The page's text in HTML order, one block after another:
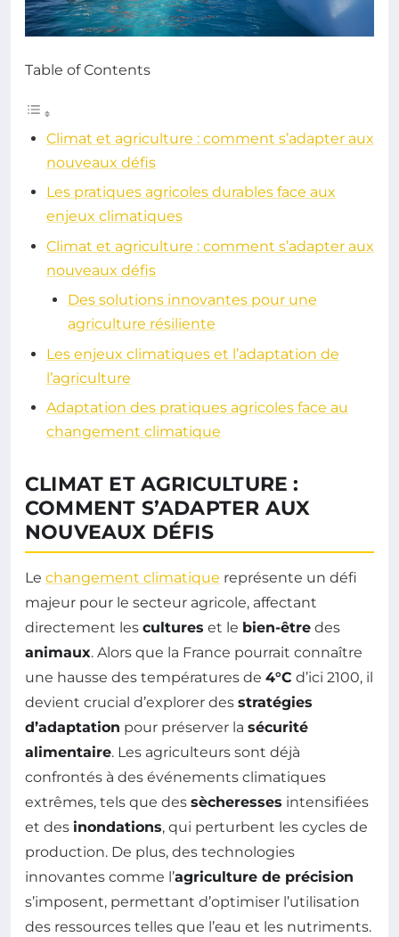
Table of Contents
Climat et agriculture : comment s’adapter aux
nouveaux défis
Les pratiques agricoles durables face aux
enjeux climatiques
Climat et agriculture : comment s’adapter aux
nouveaux défis
Des solutions innovantes pour une
agriculture résiliente
Les enjeux climatiques et l’adaptation de
l’agriculture
Adaptation des pratiques agricoles face au
changement climatique
CLIMAT ET AGRICULTURE :
COMMENT S’ADAPTER AUX
NOUVEAUX DÉFIS
Le changement climatique représente un défi
majeur pour le secteur agricole, affectant
directement les cultures et le bien-être des
animaux. Alors que la France pourrait connaître
une hausse des températures de 4°C d’ici 2100, il
devient crucial d’explorer des stratégies
d’adaptation pour préserver la sécurité
alimentaire. Les agriculteurs sont déjà
confrontés à des événements climatiques
extrêmes, tels que des sècheresses intensifiées
et des inondations, qui perturbent les cycles de
production. De plus, des technologies
innovantes comme l’agriculture de précision
s’imposent, permettant d’optimiser l’utilisation
des ressources telles que l’eau et les nutriments.